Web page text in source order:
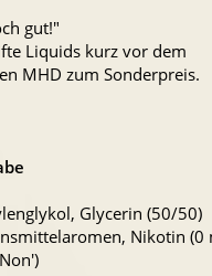
gut!"
Liquids kurz vor dem
MHD zum Sonderpreis.
Glycerin (50/50)
Nikotin (0